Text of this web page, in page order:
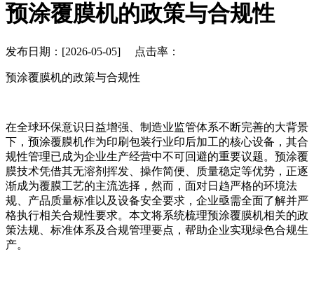
预涂覆膜机的政策与合规性
发布日期：[2026-05-05] 点击率：
预涂覆膜机的政策与合规性
在全球环保意识日益增强、制造业监管体系不断完善的大背景
下，预涂覆膜机作为印刷包装行业印后加工的核心设备，其合
规性管理已成为企业生产经营中不可回避的重要议题。预涂覆
膜技术凭借其无溶剂挥发、操作简便、质量稳定等优势，正逐
渐成为覆膜工艺的主流选择，然而，面对日趋严格的环境法
规、产品质量标准以及设备安全要求，企业亟需全面了解并严
格执行相关合规性要求。本文将系统梳理预涂覆膜机相关的政
策法规、标准体系及合规管理要点，帮助企业实现绿色合规生
产。